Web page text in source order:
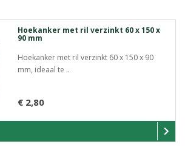
Hoekanker met ril verzinkt 60 x 150 x
90 mm
Hoekanker met ril verzinkt 60 x 150 x 90
mm, ideaal te ..
€ 2,80